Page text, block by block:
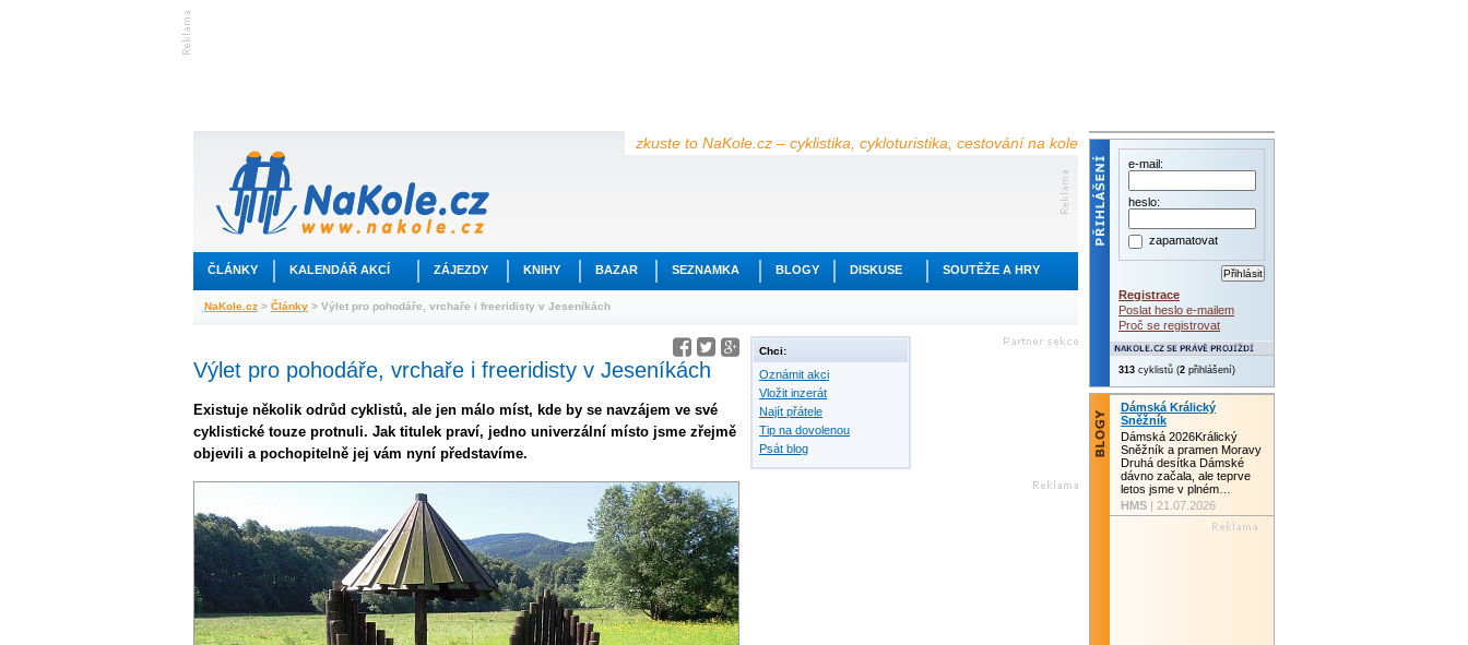
zkuste to NaKole.cz – cyklistika, cykloturistika, cestování na kole
ČLÁNKY KALENDÁŘ AKCÍ ZÁJEZDY KNIHY BAZAR SEZNAMKA BLOGY DISKUSE SOUTĚŽE A HRY
NaKole.cz > Články > Výlet pro pohodáře, vrchaře i freeridisty v Jeseníkách
Výlet pro pohodáře, vrchaře i freeridisty v Jeseníkách
Existuje několik odrůd cyklistů, ale jen málo míst, kde by se navzájem ve své
cyklistické touze protnuli. Jak titulek praví, jedno univerzální místo jsme zřejmě
objevili a pochopitelně jej vám nyní představíme.
Chci:
Oznámit akci
Vložit inzerát
Najít přátele
Tip na dovolenou
Psát blog
e-mail:
heslo:
zapamatovat
Registrace
Poslat heslo e-mailem
Proč se registrovat
313 cyklistů (2 přihlášení)
Dámská Králický
Sněžník
Dámská 2026Králický
Sněžník a pramen Moravy
Druhá desítka Dámské
dávno začala, ale teprve
letos jsme v plném…
HMS | 21.07.2026